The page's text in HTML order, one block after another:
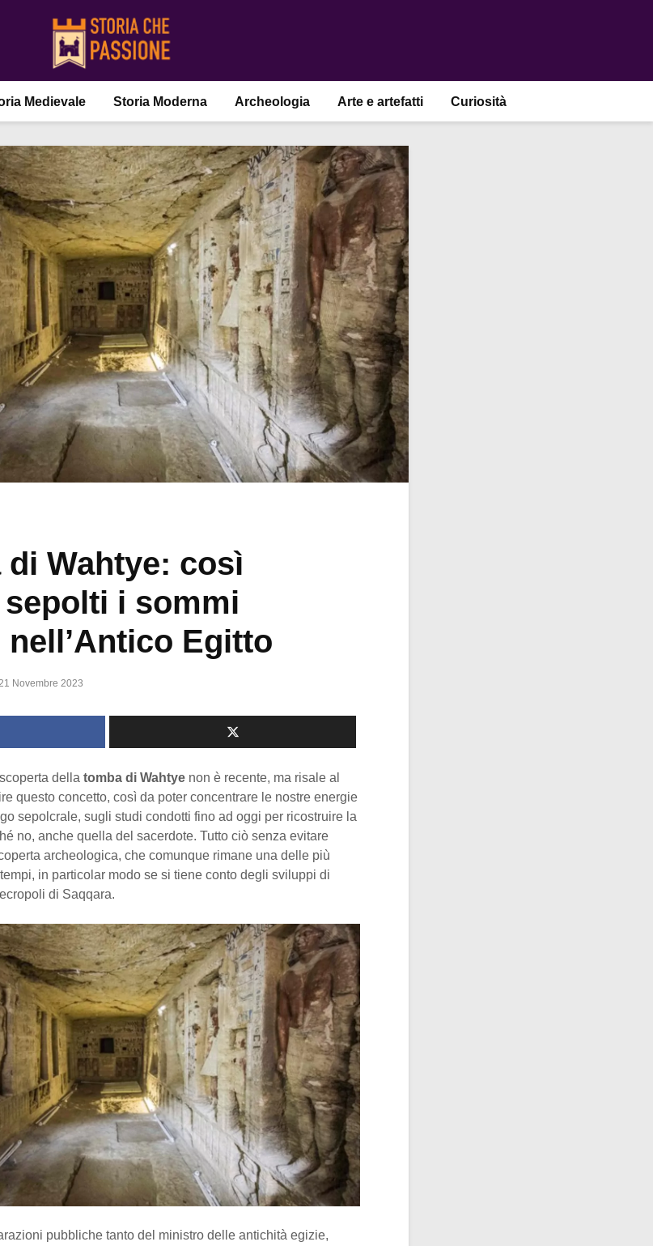
Medievale Storia Moderna Archeologia Arte e artefatti Curiosità
di Wahtye: così
i sommi
Egitto
Novembre 2023
della tomba di Wahtye non è recente, ma risale al
questo concetto, così da poter concentrare le nostre energie
sepolcrale, sugli studi condotti fino ad oggi per ricostruire la
no, anche quella del sacerdote. Tutto ciò senza evitare
archeologica, che comunque rimane una delle più
in particolar modo se si tiene conto degli sviluppi di
di Saqqara.
pubbliche tanto del ministro delle antichità egizie,